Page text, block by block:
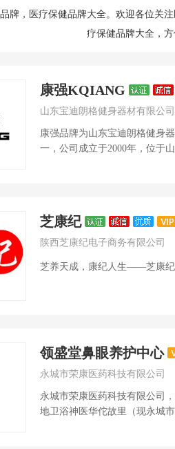
牌，医疗保健品牌大全。欢迎各位关
疗保健品牌大全，
康强KQIANG
山东宝迪朗格健身器材有限公司
康强品牌为山东宝迪朗格健身
一，公司成立于2000年，位于
芝康纪
陕西芝康纪电子商务有限公司
芝养天成，康纪人生——芝康
领盛堂鼻眼养护中心
永城市荣康医药科技有限公司
永城市荣康医药科技有限公司
地卫浴神医华佗故里（现永城